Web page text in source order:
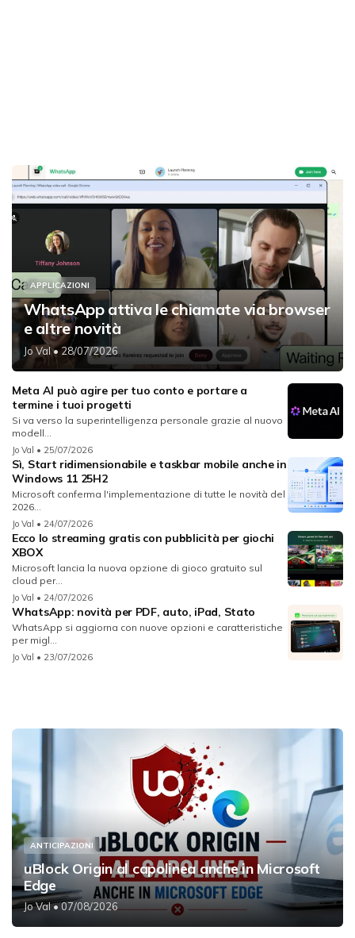
APPLICAZIONI
WhatsApp attiva le chiamate via browser
e altre novità
Jo Val• 28/07/2026
Meta AI può agire per tuo conto e portare a
termine i tuoi progetti
Si va verso la superintelligenza personale grazie al nuovo
modell...
Jo Val • 25/07/2026
Sì, Start ridimensionabile e taskbar mobile anche in
Windows 11 25H2
Microsoft conferma l'implementazione di tutte le novità del
2026...
Jo Val • 24/07/2026
Ecco lo streaming gratis con pubblicità per giochi
XBOX
Microsoft lancia la nuova opzione di gioco gratuito sul
cloud per...
Jo Val • 24/07/2026
WhatsApp: novità per PDF, auto, iPad, Stato
WhatsApp si aggiorna con nuove opzioni e caratteristiche
per migl...
Jo Val • 23/07/2026
ANTICIPAZIONI
uBlock Origin al capolinea anche in Microsoft
Edge
Jo Val• 07/08/2026